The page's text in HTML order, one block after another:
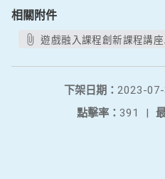
相關附件
遊戲融入課程創新課程講
下架日期： 2023-
點擊率： 391 |